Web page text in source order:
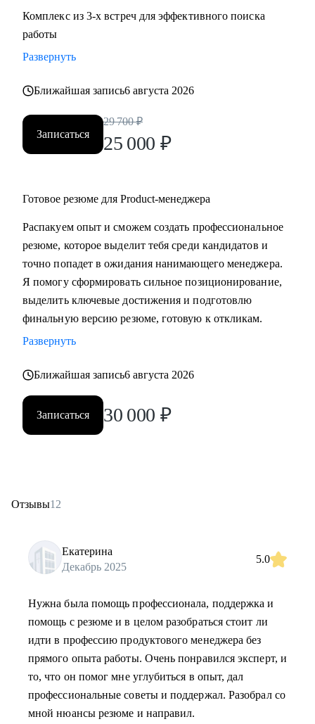
Комплекс из 3-х встреч для эффективного поиска
работы
Развернуть
Ближайшая запись6 августа 2026
Записаться
29 700 ₽
25 000 ₽
Готовое резюме для Product-менеджера
Распакуем опыт и сможем создать профессиональное
резюме, которое выделит тебя среди кандидатов и
точно попадет в ожидания нанимающего менеджера.
Я помогу сформировать сильное позиционирование,
выделить ключевые достижения и подготовлю
финальную версию резюме, готовую к откликам.
Развернуть
Ближайшая запись6 августа 2026
Записаться 30 000 ₽
Отзывы12
Екатерина
Декабрь 2025
5.0
Нужна была помощь профессионала, поддержка и
помощь с резюме и в целом разобраться стоит ли
идти в профессию продуктового менеджера без
прямого опыта работы. Очень понравился эксперт, и
то, что он помог мне углубиться в опыт, дал
профессиональные советы и поддержал. Разобрал со
мной нюансы резюме и направил.